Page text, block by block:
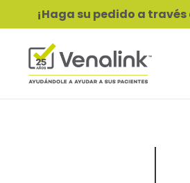
¡Haga su pedido a través